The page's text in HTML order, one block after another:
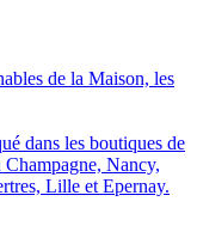
de la Maison, les
dans les boutiques de
Nancy,
Lille et Epernay.